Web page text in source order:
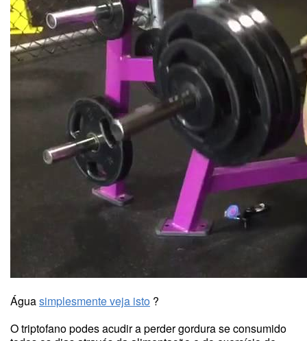
Águasimplesmente veja isto ?
O triptofano podes acudir a perder gordura se consumido